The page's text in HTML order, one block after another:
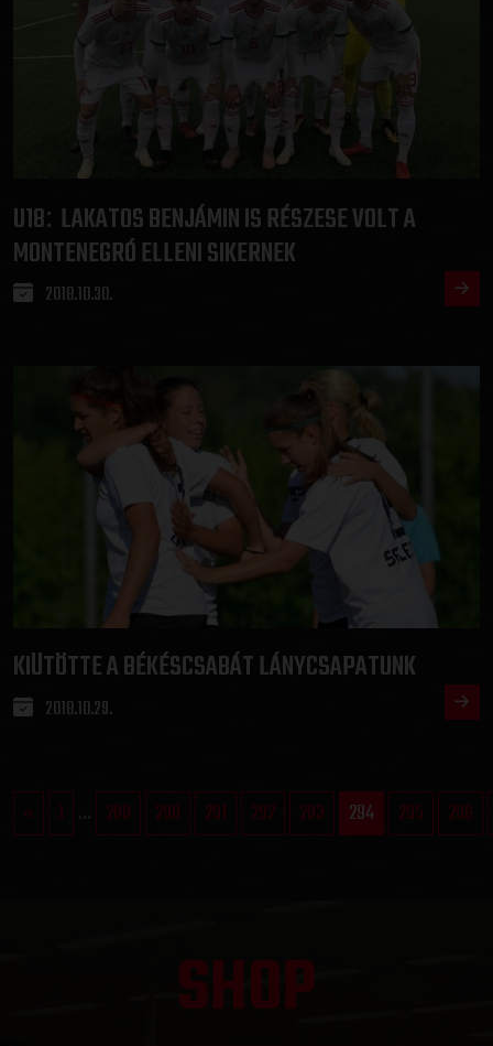
U18: LAKATOS BENJÁMIN IS RÉSZESE VOLT A
MONTENEGRÓ ELLENI SIKERNEK
2018.10.30.
KIÜTÖTTE A BÉKÉSCSABÁT LÁNYCSAPATUNK
2018.10.29.
« 1 289 290 291 292 293 294 295 296
SHOP